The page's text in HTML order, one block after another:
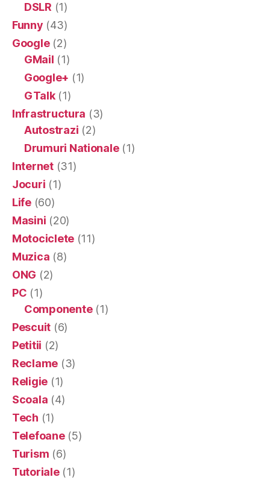
DSLR (1)
Funny (43)
Google(2)
GMail (1)
Google+ (1)
GTalk(1)
Infrastructura (3)
Autostrazi (2)
Drumuri Nationale(1)
Internet(31)
Jocuri (1)
Life(60)
Masini (20)
Motociclete (11)
Muzica (8)
ONG (2)
PC (1)
Componente(1)
Pescuit (6)
Petitii (2)
Reclame (3)
Religie (1)
Scoala (4)
Tech (1)
Telefoane(5)
Turism (6)
Tutoriale(1)